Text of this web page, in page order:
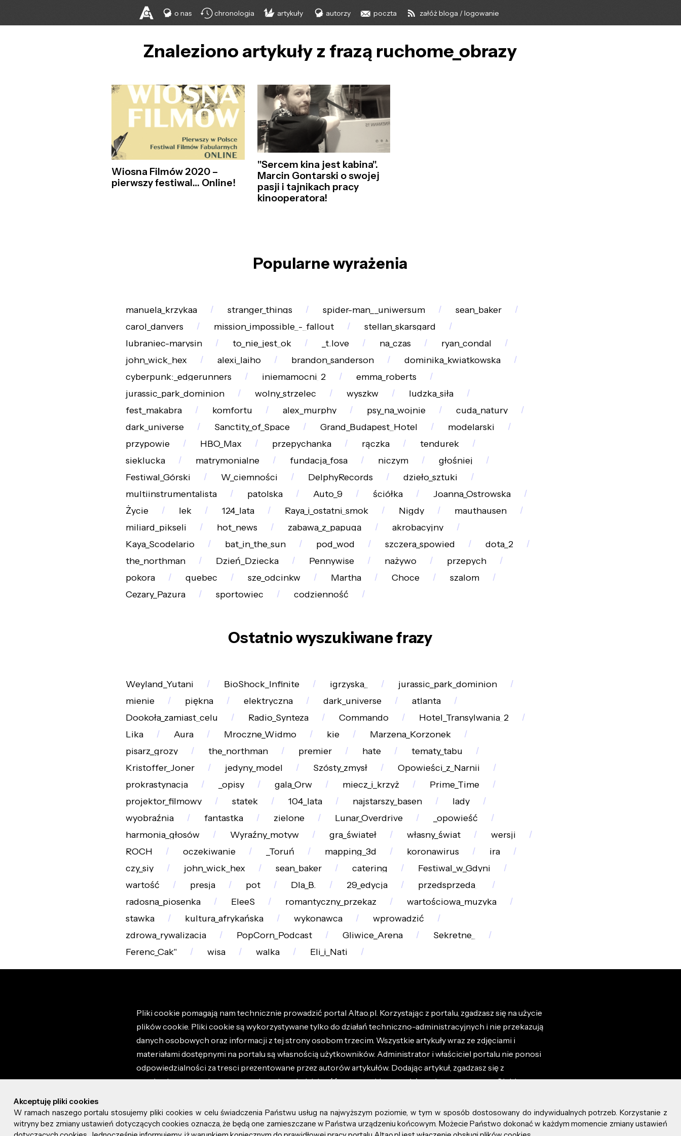
o nas chronologia artykuły autorzy poczta załóż bloga / logowanie
Znaleziono artykuły z frazą ruchome_obrazy
Wiosna Filmów 2020 –
pierwszy festiwal… Online!
"Sercem kina jest kabina".
Marcin Gontarski o swojej
pasji i tajnikach pracy
kinooperatora!
Popularne wyrażenia
manuela_krzykaa stranger_things spider-man__uniwersum
sean_baker
carol_danvers
mission_impossible_-_fallout
stellan_skarsgard
lubraniec-marysin
to_nie_jest_ok _t.love na_czas
ryan_condal
john_wick_hex
alexi_laiho brandon_sanderson
dominika_kwiatkowska
cyberpunk:_edgerunners
iniemamocni_2
emma_roberts
jurassic_park_dominion
wolny_strzelec wyszkw
ludzka_siła
fest_makabra
komfortu alex_murphy psy_na_wojnie
cuda_natury
dark_universe
Sanctity_of_Space Grand_Budapest_Hotel
modelarski
przypowie
HBO_Max przepychanka rączka
tendurek
sieklucka
matrymonialne fundacja_fosa niczym
głośniej
Festiwal_Górski
W_ciemności DelphyRecords
dzieło_sztuki
multiinstrumentalista
patolska Auto_9 ściółka
Joanna_Ostrowska
Życie
lek 124_lata Raya_i_ostatni_smok Nigdy
mauthausen
miliard_pikseli
hot_news zabawa_z_papugą
akrobacyjny
Kaya_Scodelario
bat_in_the_sun pod_wod szczera_spowied
dota_2
the_northman
Dzień_Dziecka Pennywise nażywo
przepych
pokora
quebec sze_odcinkw Martha Choce
szalom
Cezary_Pazura
sportowiec codzienność
Ostatnio wyszukiwane frazy
Weyland_Yutani BioShock_Infinite igrzyska_
jurassic_park_dominion
mienie
piękna elektryczna dark_universe
atlanta
Dookoła_zamiast_celu
Radio_Synteza Commando
Hotel_Transylwania_2
Lika
Aura Mroczne_Widmo kie
Marzena_Korzonek
pisarz_grozy
the_northman premier hate
tematy_tabu
Kristoffer_Joner
jedyny_model Szósty_zmysł
Opowieści_z_Narnii
prokrastynacja
_opisy gala_Orw miecz_i_krzyż
Prime_Time
projektor_filmowy
statek 104_lata najstarszy_basen
lady
wyobraźnia
fantastka zielone Lunar_Overdrive
_opowieść
harmonia_głosów
Wyraźny_motyw gra_świateł własny_świat
wersji
ROCH
oczekiwanie _Toruń mapping_3d koronawirus
ira
czy_siy
john_wick_hex sean_baker catering
Festiwal_w_Gdyni
wartość
presja pot Dla_B. 29_edycja
przedsprzeda_
radosna_piosenka
EleeS romantyczny_przekaz
wartościowa_muzyka
stawka
kultura_afrykańska wykonawca
wprowadzić
zdrowa_rywalizacja
PopCorn_Podcast Gliwice_Arena
Sekretne_
Ferenc_Cak"
wisa walka Eli_i_Nati
Pliki cookie pomagają nam technicznie prowadzić portal Altao.pl. Korzystając z portalu, zgadzasz się na użycie
plików cookie. Pliki cookie są wykorzystywane tylko do działań techniczno-administracyjnych i nie przekazują
danych osobowych oraz informacji z tej strony osobom trzecim. Wszystkie artykuły wraz ze zdjęciami i
materiałami dostępnymi na portalu są własnością użytkowników. Administrator i właściciel portalu nie ponosi
odpowiedzialności za tresci prezentowane przez autorów artykułów. Dodając artykuł, zgadzasz się z
regulaminem portalu oraz ponosisz odpowiedzialność za wszystkie materiały umieszczone przez Ciebie na
© 2026 altao.pl. Wszystkie prawa zastrzeżone.
Akceptuję pliki cookies
W ramach naszego portalu stosujemy pliki cookies w celu świadczenia Państwu usług na najwyższym poziomie, w tym w sposób dostosowany do indywidualnych potrzeb. Korzystanie z
witryny bez zmiany ustawień dotyczących cookies oznacza, że będą one zamieszczane w Państwa urządzeniu końcowym. Możecie Państwo dokonać w każdym momencie zmiany ustawień